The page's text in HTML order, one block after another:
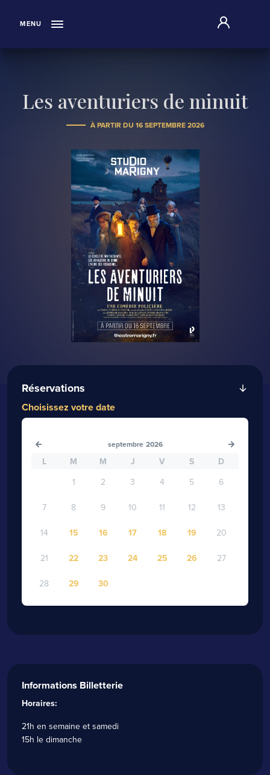
MENU
Les aventuriers de minuit
À PARTIR DU 16 SEPTEMBRE 2026
Réservations
Choisissez votre date
septembre 2026
L M M J V S
D
1
2 3 4 5 6
7 8 9 10 11 12 13
14 15 16 17 18 19 20
21 22 23 24 25 26 27
28 29 30
Informations Billetterie
Horaires:
21h en semaine et samedi
15h le dimanche